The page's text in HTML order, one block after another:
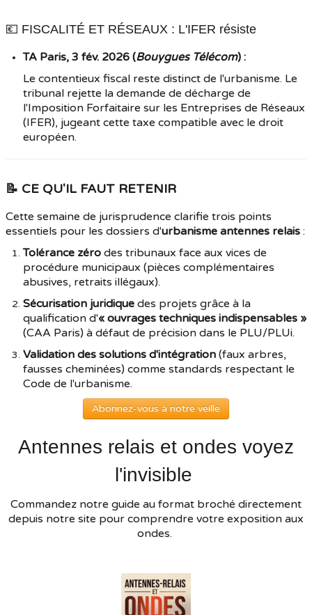
💶 FISCALITÉ ET RÉSEAUX : L'IFER résiste
TA Paris, 3 fév. 2026 (Bouygues Télécom) :
Le contentieux fiscal reste distinct de l'urbanisme. Le
tribunal rejette la demande de décharge de
l'Imposition Forfaitaire sur les Entreprises de Réseaux
(IFER), jugeant cette taxe compatible avec le droit
européen.
📝 CE QU'IL FAUT RETENIR
Cette semaine de jurisprudence clarifie trois points
essentiels pour les dossiers d'urbanisme antennes relais :
Tolérance zéro des tribunaux face aux vices de
procédure municipaux (pièces complémentaires
abusives, retraits illégaux).
Sécurisation juridique des projets grâce à la
qualification d'« ouvrages techniques indispensables »
(CAA Paris) à défaut de précision dans le PLU/PLUi.
Validation des solutions d'intégration (faux arbres,
fausses cheminées) comme standards respectant le
Code de l'urbanisme.
Abonnez-vous à notre veille
Antennes relais et ondes voyez
l'invisible
Commandez notre guide au format broché directement
depuis notre site pour comprendre votre exposition aux
ondes.